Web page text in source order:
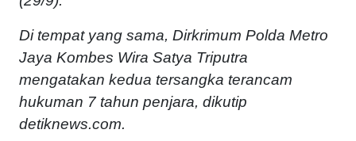
Di tempat yang sama, Dirkrimum Polda Metro
Jaya Kombes Wira Satya Triputra
mengatakan kedua tersangka terancam
hukuman 7 tahun penjara, dikutip
detiknews.com.